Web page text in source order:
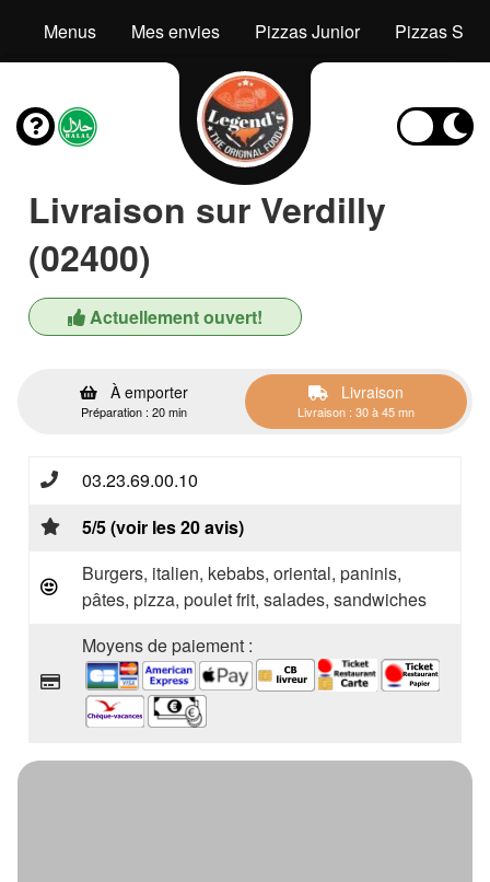
Menus Mes envies Pizzas Junior Pizzas
Livraison sur Verdilly
(02400)
Actuellement ouvert!
À emporter
Préparation : 20 min
Livraison
Livraison : 30 à 45 mn
03.23.69.00.10
5/5 (voir les 20 avis)
Burgers, italien, kebabs, oriental, paninis,
pâtes, pizza, poulet frit, salades, sandwiches
Moyens de paiement :